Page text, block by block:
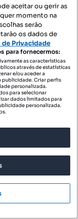
S.A.
aceitar ou gerir as
momento na
serão
os dados de
Privacidade
para fornecermos:
as características
através de estatísticas
e/ou aceder a
publicidade. Criar perfis
personalizada.
para selecionar
dados limitados para
personalizada.